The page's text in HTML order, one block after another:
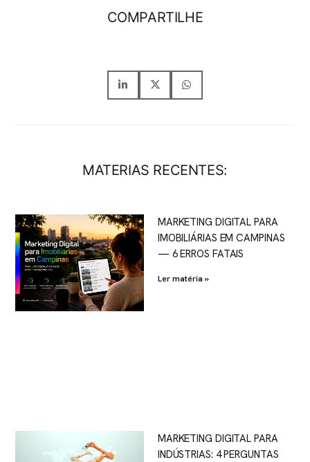
COMPARTILHE
MATERIAS RECENTES:
MARKETING DIGITAL PARA
IMOBILIÁRIAS EM CAMPINAS
— 6 ERROS FATAIS
Ler matéria »
MARKETING DIGITAL PARA
INDÚSTRIAS: 4 PERGUNTAS